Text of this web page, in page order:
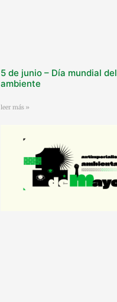
5 de junio – Día mundial
ambiente
leer más »